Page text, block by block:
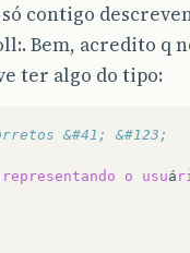
contigo
Bem, acredito q
ter algo do tipo:
&#41; &#123;
representando o usuá